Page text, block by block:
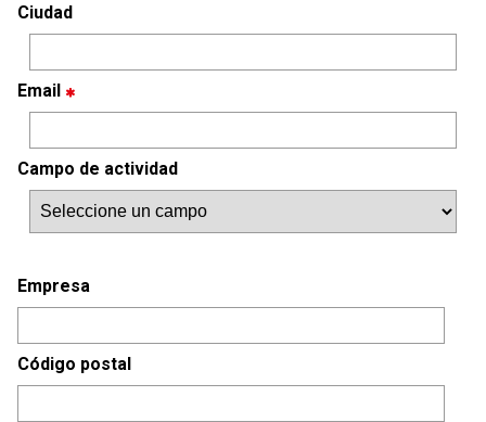
Ciudad
Email
Campo de actividad
Empresa
Código postal